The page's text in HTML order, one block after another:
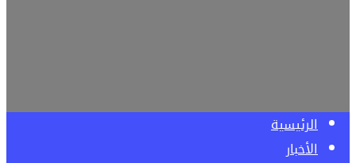
الرئيسية
الأخبار